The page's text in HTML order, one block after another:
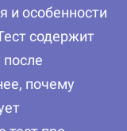
и особенности
содержит
почему